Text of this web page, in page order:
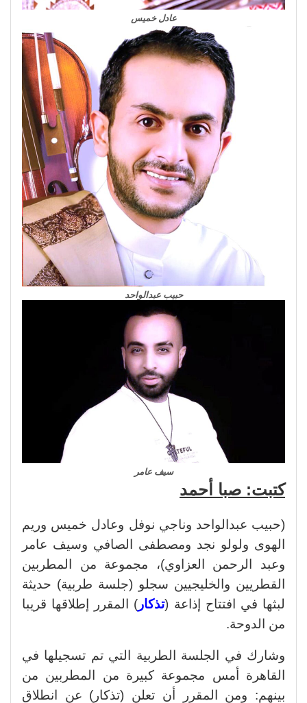
عادل خميس
حبيب عبدالواحد
سيف عامر
كتبت: صبا أحمد
(حبيب عبدالواحد وناجي نوفل وعادل خميس وريم
الهوى ولولو نجد ومصطفى الصافي وسيف عامر
وعبد الرحمن العزاوي)، مجموعة من المطربين
القطريين والخليجيين سجلو (جلسة طربية) حديثة
لبثها في افتتاح إذاعة (تذكار ) المقرر إطلاقها قريبا
من الدوحة.
وشارك في الجلسة الطربية التي تم تسجيلها في
القاهرة أمس مجموعة كبيرة من المطربين من
بينهم: ومن المقرر أن تعلن (تذكار) عن انطلاق